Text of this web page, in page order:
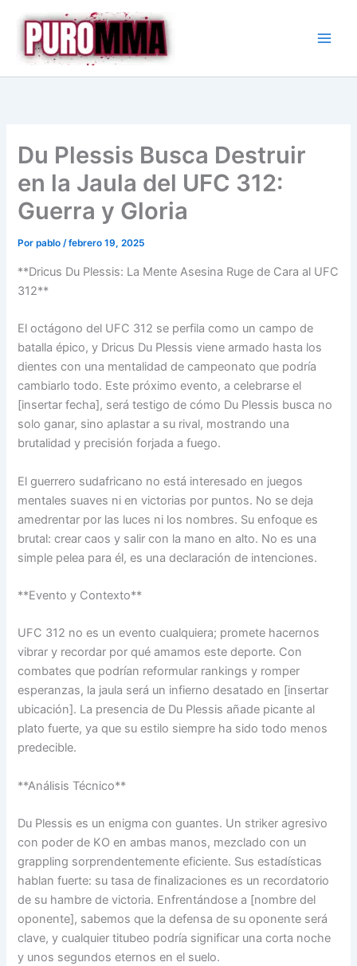
contenido
Du Plessis Busca Destruir
en la Jaula del UFC 312:
Guerra y Gloria
Porpablo/febrero 19, 2025
**Dricus Du Plessis: La Mente Asesina Ruge de Cara al UFC
312**
El octágono del UFC 312 se perfila como un campo de
batalla épico, y Dricus Du Plessis viene armado hasta los
dientes con una mentalidad de campeonato que podría
cambiarlo todo. Este próximo evento, a celebrarse el
[insertar fecha], será testigo de cómo Du Plessis busca no
solo ganar, sino aplastar a su rival, mostrando una
brutalidad y precisión forjada a fuego.
El guerrero sudafricano no está interesado en juegos
mentales suaves ni en victorias por puntos. No se deja
amedrentar por las luces ni los nombres. Su enfoque es
brutal: crear caos y salir con la mano en alto. No es una
simple pelea para él, es una declaración de intenciones.
**Evento y Contexto**
UFC 312 no es un evento cualquiera; promete hacernos
vibrar y recordar por qué amamos este deporte. Con
combates que podrían reformular rankings y romper
esperanzas, la jaula será un infierno desatado en [insertar
ubicación]. La presencia de Du Plessis añade picante al
plato fuerte, ya que su estilo siempre ha sido todo menos
predecible.
**Análisis Técnico**
Du Plessis es un enigma con guantes. Un striker agresivo
con poder de KO en ambas manos, mezclado con un
grappling sorprendentemente eficiente. Sus estadísticas
hablan fuerte: su tasa de finalizaciones es un recordatorio
de su hambre de victoria. Enfrentándose a [nombre del
oponente], sabemos que la defensa de su oponente será
clave, y cualquier titubeo podría significar una corta noche
y unos segundos eternos en el suelo.